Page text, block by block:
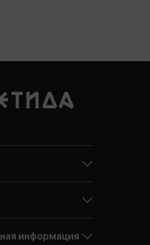
информация